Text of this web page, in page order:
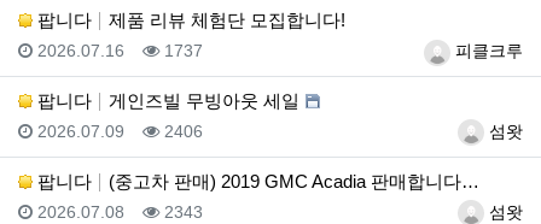
팝니다 제품 리뷰 체험단 모집합니다!
등록자피클크루
등록일
2026.07.16 조회
1737
팝니다 게인즈빌 무빙아웃 세일
등록자섬왓
등록일
2026.07.09 조회
2406
팝니다 (중고차 판매) 2019 GMC Acadia 판매합니다…
등록자섬왓
등록일
2026.07.08 조회
2343